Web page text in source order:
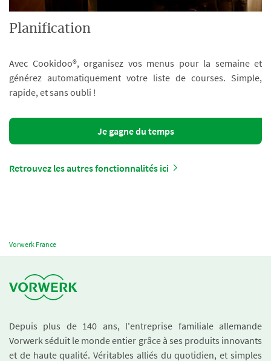
Planification
Avec Cookidoo®, organisez vos menus pour la semaine et
générez automatiquement votre liste de courses. Simple,
rapide, et sans oubli !
Je gagne du temps
Retrouvez les autres fonctionnalités ici
Vorwerk France
Depuis plus de 140 ans, l'entreprise familiale allemande
Vorwerk séduit le monde entier grâce à ses produits innovants
et de haute qualité. Véritables alliés du quotidien, et simples